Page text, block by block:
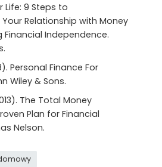
Life: 9 Steps to
Relationship with Money
Financial Independence.
Personal Finance For
Wiley & Sons.
The Total Money
Plan for Financial
Nelson.